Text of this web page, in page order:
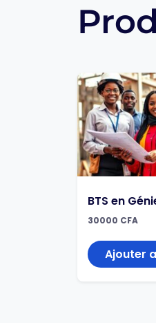
BTS en
30000 CFA
Ajouter